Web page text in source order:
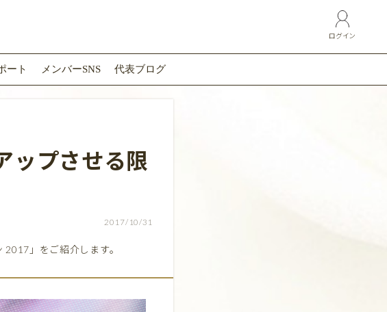
ログイン
ート メンバーSNS 代表ブログ
ップさせる限
2017/10/31
」をご紹介します。